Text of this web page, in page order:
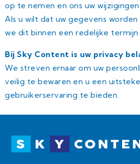
op te nemen en ons uw
Als u wilt dat uw gegevens
we dit binnen een redelijke termijn
Bij Sky Content is uw privacy
We streven ernaar om uw
veilig te bewaren en u een
gebruikerservaring te bieden.